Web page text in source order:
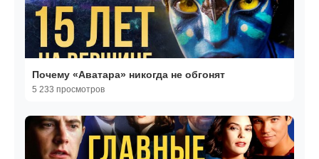
Почему «Аватара» никогда не обгонят
5 233 просмотров